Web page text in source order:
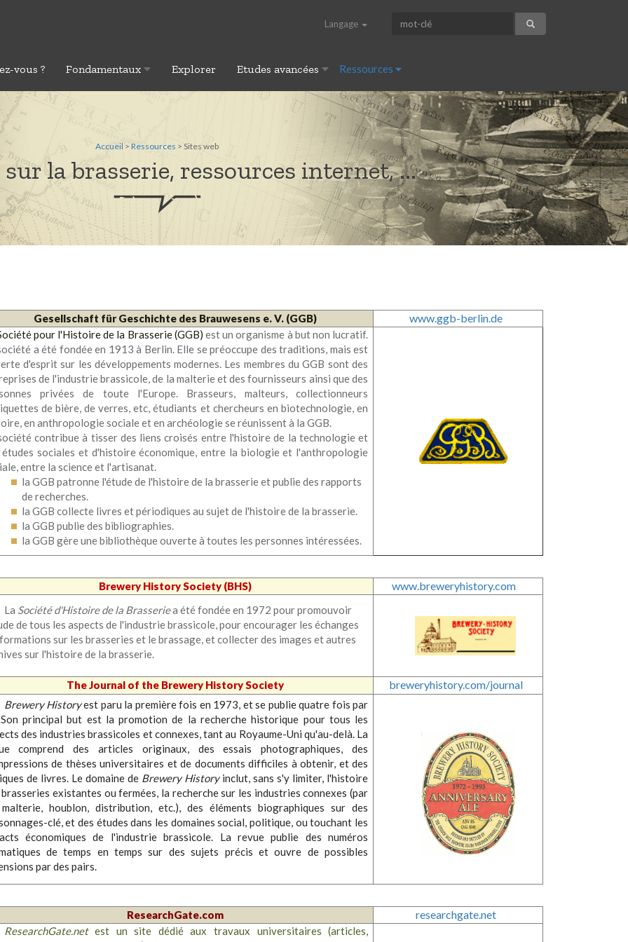
Langage
vous ? Fondamentaux Explorer Etudes avancées Ressources
Accueil > Ressources > Sites web
la brasserie, ressources internet, ...
Gesellschaft für Geschichte des Brauwesens e. V. (GGB) www.ggb-berlin.de
pour l'Histoire de la Brasserie (GGB)est un organisme à but non lucratif.
a été fondée en 1913 à Berlin. Elle se préoccupe des traditions, mais est
d'esprit sur les développements modernes. Les membres du GGB sont des
de l'industrie brassicole, de la malterie et des fournisseurs ainsi que des
privées de toute l'Europe. Brasseurs, malteurs, collectionneurs
de bière, de verres, etc, étudiants et chercheurs en biotechnologie, en
en anthropologie sociale et en archéologie se réunissent à la GGB.
contribue à tisser des liens croisés entre l'histoire de la technologie et
études sociales et d'histoire économique, entre la biologie et l'anthropologie
entre la science et l'artisanat.
la GGB patronne l'étude de l'histoire de la brasserie et publie des rapports
de recherches.
la GGB collecte livres et périodiques au sujet de l'histoire de la brasserie.
la GGB publie des bibliographies.
la GGB gère une bibliothèque ouverte à toutes les personnes intéressées.
Brewery History Society (BHS) www.breweryhistory.com
La Société d'Histoire de la Brasseriea été fondée en 1972 pour promouvoir
de tous les aspects de l'industrie brassicole, pour encourager les échanges
sur les brasseries et le brassage, et collecter des images et autres
sur l'histoire de la brasserie.
The Journal of the Brewery History Society breweryhistory.com/journal
Brewery Historyest paru la première fois en 1973, et se publie quatre fois par
principal but est la promotion de la recherche historique pour tous les
des industries brassicoles et connexes, tant au Royaume-Uni qu'au-delà. La
comprend des articles originaux, des essais photographiques, des
de thèses universitaires et de documents difficiles à obtenir, et des
de livres. Le domaine de Brewery Historyinclut, sans s'y limiter, l'histoire
brasseries existantes ou fermées, la recherche sur les industries connexes (par
houblon, distribution, etc.), des éléments biographiques sur des
clé, et des études dans les domaines social, politique, ou touchant les
économiques de l'industrie brassicole. La revue publie des numéros
de temps en temps sur des sujets précis et ouvre de possibles
par des pairs.
ResearchGate.com researchgate.net
ResearchGate.netest un site dédié aux travaux universitaires (articles,